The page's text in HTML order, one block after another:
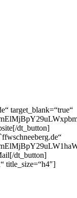
target_blank=“true“
dt_button]
dt_button]
title_size=“h4″]